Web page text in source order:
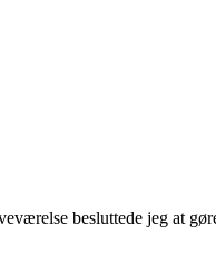
besluttede jeg at